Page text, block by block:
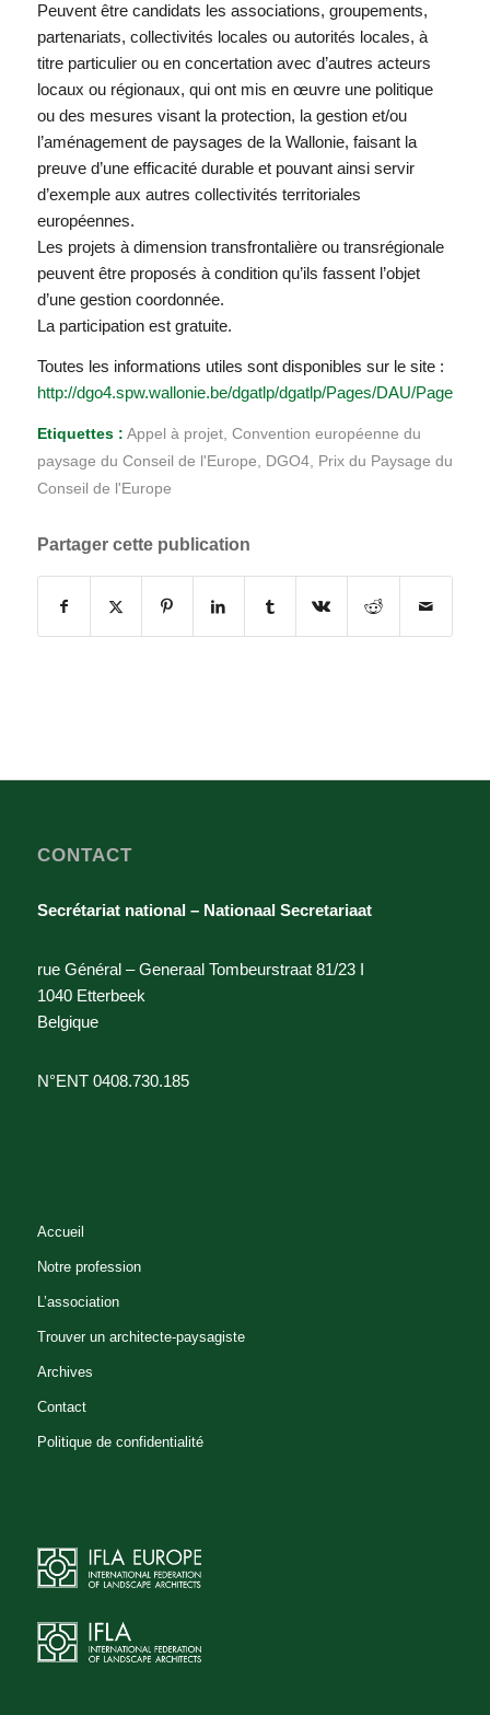
Peuvent être candidats les associations, groupements,
partenariats, collectivités locales ou autorités locales, à
titre particulier ou en concertation avec d’autres acteurs
locaux ou régionaux, qui ont mis en œuvre une politique
ou des mesures visant la protection, la gestion et/ou
l’aménagement de paysages de la Wallonie, faisant la
preuve d’une efficacité durable et pouvant ainsi servir
d’exemple aux autres collectivités territoriales
européennes.
Les projets à dimension transfrontalière ou transrégionale
peuvent être proposés à condition qu’ils fassent l’objet
d’une gestion coordonnée.
La participation est gratuite.
Toutes les informations utiles sont disponibles sur le site :
http://dgo4.spw.wallonie.be/dgatlp/dgatlp/Pages/DAU/Pages/
Etiquettes : Appel à projet, Convention européenne du
paysage du Conseil de l'Europe
DGO4, Prix du Paysage du
Conseil de l'Europe
Partager cette publication
CONTACT
Secrétariat national – Nationaal Secretariaat
rue Général – Generaal Tombeurstraat 81/23 I
1040 Etterbeek
Belgique
N°ENT 0408.730.185
Accueil
Notre profession
L’association
Trouver un architecte-paysagiste
Archives
Contact
Politique de confidentialité